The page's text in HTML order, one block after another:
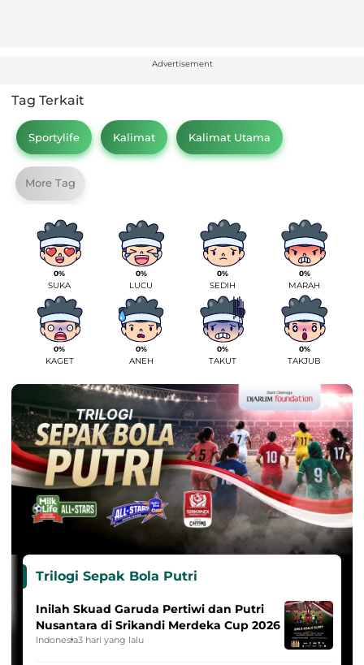
Advertisement
Tag Terkait
Sportylife Kalimat Kalimat Utama
More Tag
0%
SUKA
0%
LUCU
0%
SEDIH
0%
MARAH
0%
KAGET
0%
ANEH
0%
TAKUT
0%
TAKJUB
Trilogi Sepak Bola Putri
Inilah Skuad Garuda Pertiwi dan Putri
Nusantara di Srikandi Merdeka Cup 2026
Indonesia3 hari yang lalu